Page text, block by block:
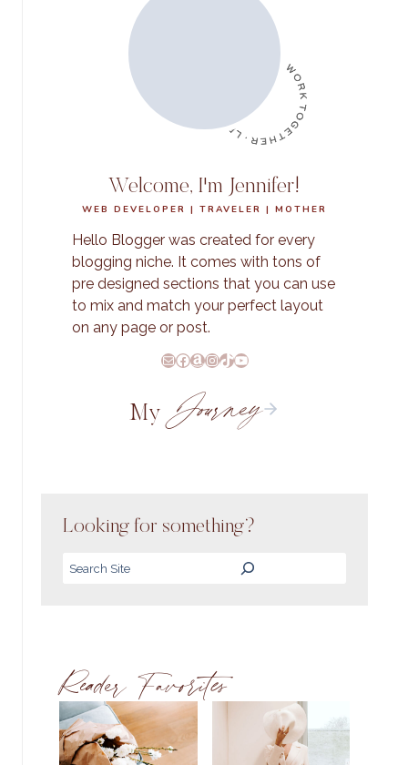
Welcome, I'm Jennifer!
WEB DEVELOPER | TRAVELER | MOTHER
Hello Blogger was created for every
blogging niche. It comes with tons of
pre designed sections that you can use
to mix and match your perfect layout
on any page or post.
E-MailFacebook
Amazon
Instagram
TikTok
YouTube
My Journey
Looking for something?
Search
Reader Favorites